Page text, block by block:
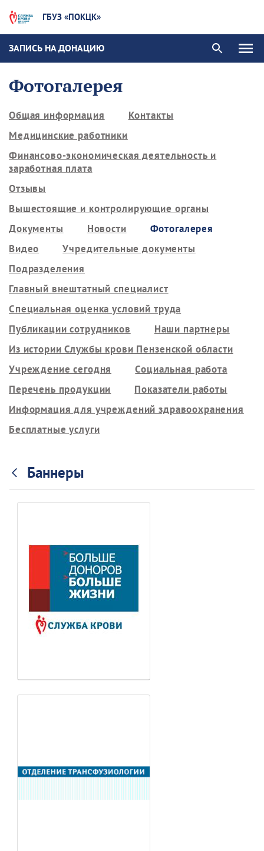
ГБУЗ «ПОКЦК»
ЗАПИСЬ НА ДОНАЦИЮ
Фотогалерея
Общая информация
Контакты
Медицинские работники
Финансово-экономическая деятельность и
заработная плата
Отзывы
Вышестоящие и контролирующие органы
Документы
Новости
Фотогалерея
Видео
Учредительные документы
Подразделения
Главный внештатный специалист
Специальная оценка условий труда
Публикации сотрудников
Наши партнеры
Из истории Службы крови Пензенской области
Учреждение сегодня
Социальная работа
Перечень продукции
Показатели работы
Информация для учреждений здравоохранения
Бесплатные услуги
Баннеры